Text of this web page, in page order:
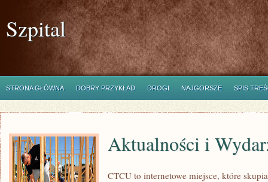
Szpital
STRONA GŁÓWNA DOBRY PRZYKŁAD DROGI NAJGORSZE SPIS
Aktualności i
CTCU to internetowe miejsce, które